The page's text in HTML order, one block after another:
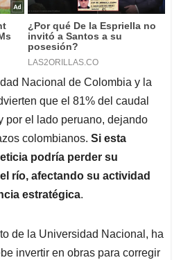
Nacional de Colombia y la
que el 81% del caudal
por el lado peruano, dejando
colombianos. Si esta
podría perder su
río, afectando su actividad
estratégica.
de la Universidad Nacional, ha
invertir en obras para corregir